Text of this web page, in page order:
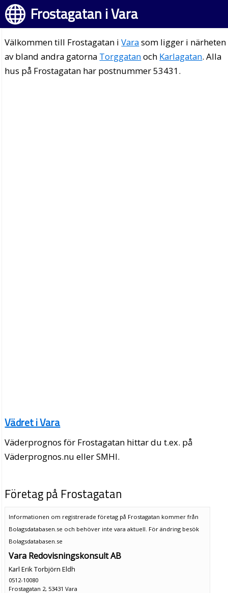
Frostagatan i Vara
Välkommen till Frostagatan iVarasom ligger i närheten
av bland andra gatorna Torggatanoch Karlagatan. Alla
hus på Frostagatan har postnummer 53431.
Vädret i Vara
Väderprognos för Frostagatan hittar du t.ex. på
Väderprognos.nu eller SMHI.
Företag på Frostagatan
Informationen om registrerade företag på Frostagatan kommer från
Bolagsdatabasen.se och behöver inte vara aktuell. För ändring besök
Bolagsdatabasen.se
Vara Redovisningskonsult AB
Karl Erik Torbjörn Eldh
0512-10080
Frostagatan 2, 53431 Vara